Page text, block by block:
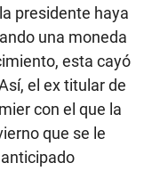
presidente haya
una moneda
esta cayó
el ex titular de
con el que la
que se le